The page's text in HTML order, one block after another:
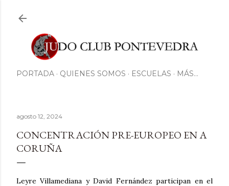
PORTADA QUIENES SOMOS ESCUELAS MÁS…
agosto 12, 2024
CONCENTRACIÓN PRE-EUROPEO EN A
CORUÑA
Leyre Villamediana y David Fernández participan en el